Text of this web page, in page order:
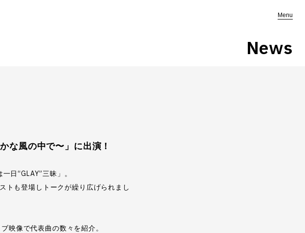
Menu
News
な風の中で〜」に出演！
日“GLAY”三昧」。
トも登場しトークが繰り広げられまし
映像で代表曲の数々を紹介。